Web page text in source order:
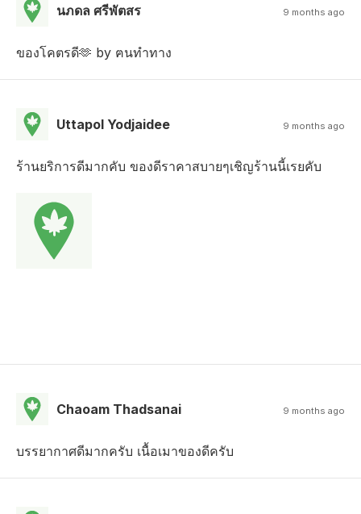
นภดล ศรีพัตสร 9 months ago
ของโคตรดี🫶 by ฅนทำทาง
Uttapol Yodjaidee 9 months ago
ร้านยริการดีมากคับ ของดีราคาสบายๆเชิญร้านนี้เรยคับ
Chaoam Thadsanai 9 months ago
บรรยากาศดีมากครับ เนื้อเมาของดีครับ